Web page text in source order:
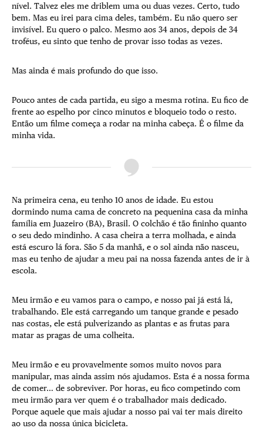
nível. Talvez eles me driblem uma ou duas vezes. Certo, tudo
bem. Mas eu irei para cima deles, também. Eu não quero ser
invisível. Eu quero o palco. Mesmo aos 34 anos, depois de 34
troféus, eu sinto que tenho de provar isso todas as vezes.
Mas ainda é mais profundo do que isso.
Pouco antes de cada partida, eu sigo a mesma rotina. Eu fico de
frente ao espelho por cinco minutos e bloqueio todo o resto.
Então um filme começa a rodar na minha cabeça. É o filme da
minha vida.
Na primeira cena, eu tenho 10 anos de idade. Eu estou
dormindo numa cama de concreto na pequenina casa da minha
família em Juazeiro (BA), Brasil. O colchão é tão fininho quanto
o seu dedo mindinho. A casa cheira a terra molhada, e ainda
está escuro lá fora. São 5 da manhã, e o sol ainda não nasceu,
mas eu tenho de ajudar a meu pai na nossa fazenda antes de ir à
escola.
Meu irmão e eu vamos para o campo, e nosso pai já está lá,
trabalhando. Ele está carregando um tanque grande e pesado
nas costas, ele está pulverizando as plantas e as frutas para
matar as pragas de uma colheita.
Meu irmão e eu provavelmente somos muito novos para
manipular, mas ainda assim nós ajudamos. Esta é a nossa forma
de comer… de sobreviver. Por horas, eu fico competindo com
meu irmão para ver quem é o trabalhador mais dedicado.
Porque aquele que mais ajudar a nosso pai vai ter mais direito
ao uso da nossa única bicicleta.